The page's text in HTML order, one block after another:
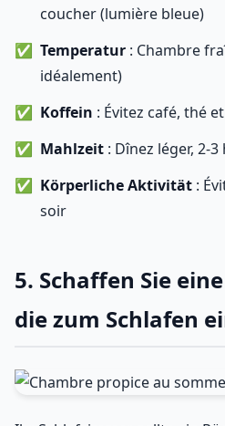
coucher (lumière bleue)
Temperatur : Chambre
idéalement)
Koffein : Évitez café, thé
Mahlzeit : Dînez léger, 2-
Körperliche Aktivität :
soir
5. Schaffen Sie
die zum Schlafen